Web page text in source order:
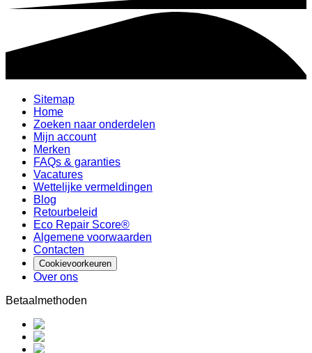
Sitemap
Home
Zoeken naar onderdelen
Mijn account
Merken
FAQs & garanties
Vacatures
Wettelijke vermeldingen
Blog
Retourbeleid
Eco Repair Score®
Algemene voorwaarden
Contacten
Cookievoorkeuren
Over ons
Betaalmethoden